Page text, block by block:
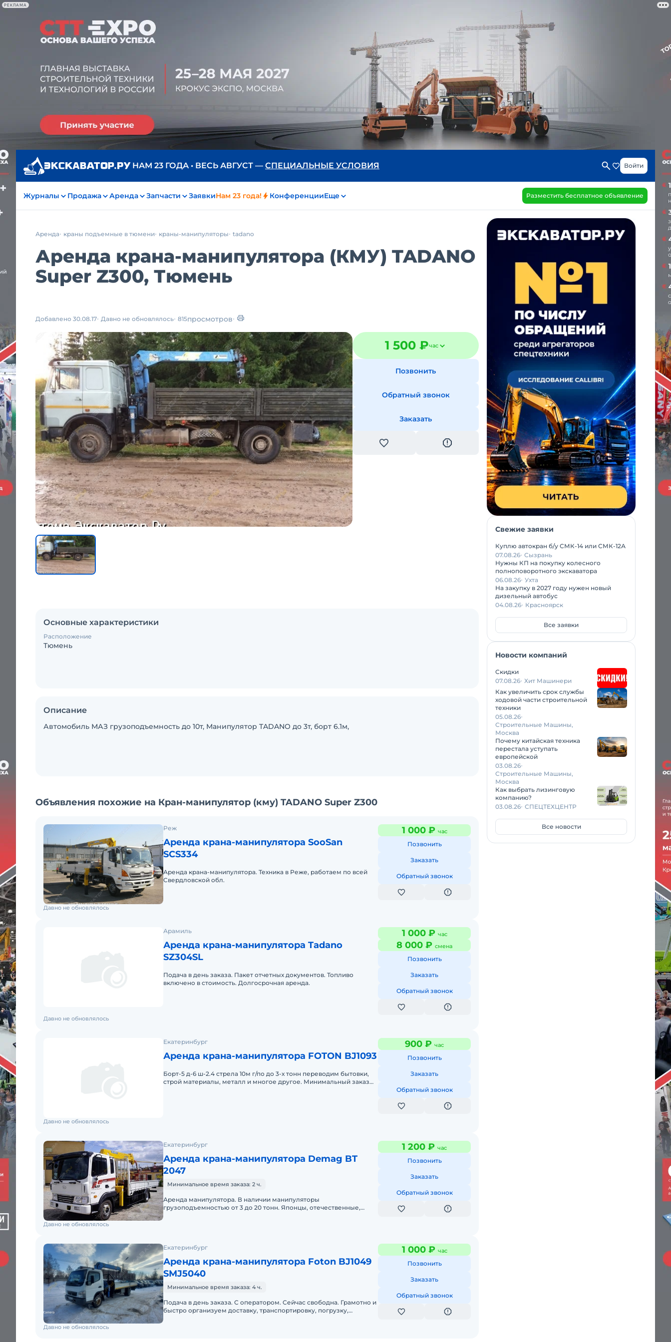
РЕКЛАМА
НАМ 23 ГОДА • ВЕСЬ АВГУСТ — СПЕЦИАЛЬНЫЕ УСЛОВИЯ Войти
Журналы Продажа Аренда Запчасти ЗаявкиНам 23 года! КонференцииЕще Разместить бесплатное объявление
Аренда краны подъемные в тюмени краны-манипуляторы tadano
Аренда крана-манипулятора (КМУ) TADANO
Super Z300, Тюмень
Добавлено 30.08.17 Давно не обновлялось 815просмотров
1 500 ₽час
Позвонить
Обратный звонок
Заказать
Основные характеристики
Расположение
Тюмень
Описание
Автомобиль МАЗ грузоподъемность до 10т, Манипулятор TADANO до 3т, борт 6.1м,
Объявления похожие на Кран-манипулятор (кму) TADANO Super Z300
Реж
Аренда крана-манипулятора SooSan
SCS334
Аренда крана-манипулятора. Техника в Реже, работаем по всей
Свердловской обл.
1 000 ₽ час
Позвонить
Заказать
Обратный звонок
Давно не обновлялось
Арамиль
Аренда крана-манипулятора Tadano
SZ304SL
Подача в день заказа. Пакет отчетных документов. Топливо
включено в стоимость. Долгосрочная аренда.
1 000 ₽ час
8 000 ₽ смена
Позвонить
Заказать
Обратный звонок
Давно не обновлялось
Екатеринбург
Аренда крана-манипулятора FOTON BJ1093
Борт-5 д-6 ш-2.4 стрела 10м г/по до 3-х тонн переводим бытовки,
строй материалы, металл и многое другое. Минимальный заказ
900 ₽ час
Позвонить
Заказать
Обратный звонок
Давно не обновлялось
Екатеринбург
Аренда крана-манипулятора Demag BT
2047
Минимальное время заказа: 2 ч.
Аренда манипулятора. В наличии манипуляторы
грузоподъемностью от 3 до 20 тонн. Японцы, отечественные,
1 200 ₽ час
Позвонить
Заказать
Обратный звонок
Давно не обновлялось
Екатеринбург
Аренда крана-манипулятора Foton BJ1049
SMJ5040
Минимальное время заказа: 4 ч.
Подача в день заказа. С оператором. Сейчас свободна. Грамотно и
быстро организуем доставку, транспортировку, погрузку,
1 000 ₽ час
Позвонить
Заказать
Обратный звонок
Давно не обновлялось
Свежие заявки
Куплю автокран б/у СМК-14 или СМК-12А
07.08.26 Сызрань
Нужны КП на покупку колесного
полноповоротного экскаватора
06.08.26 Ухта
На закупку в 2027 году нужен новый
дизельный автобус
04.08.26 Красноярск
Все заявки
Новости компаний
Скидки
07.08.26 Хит Машинери
Как увеличить срок службы
ходовой части строительной
техники
05.08.26
Строительные Машины,
Москва
Почему китайская техника
перестала уступать
европейской
03.08.26
Строительные Машины,
Москва
Как выбрать лизинговую
компанию?
03.08.26 СПЕЦТЕХЦЕНТР
Все новости